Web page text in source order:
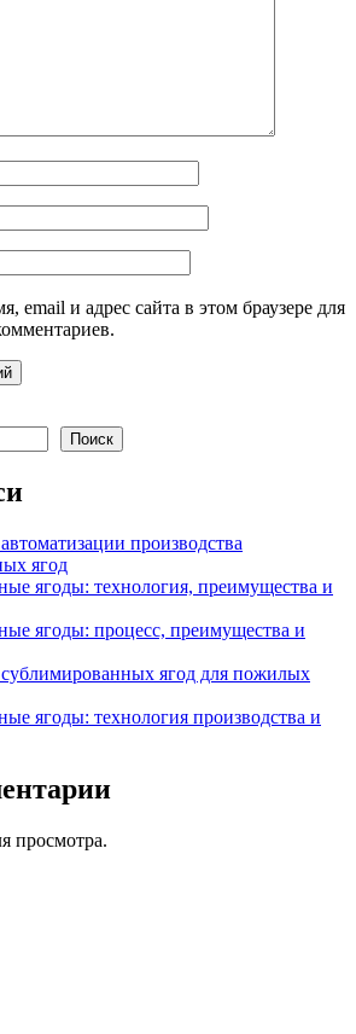
email и адрес сайта в этом браузере для
Поиск
производства
ягод
ягоды: технология, преимущества и
ягоды: процесс, преимущества и
ягод для пожилых
ягоды: технология производства и
просмотра.